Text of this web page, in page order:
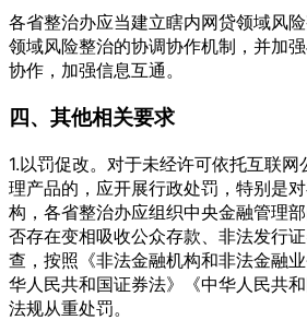
各省整治办应当建立瞎内网贷领域风
领域风险整治的协调协作机制，并加
协作，加强信息互通。
四、其他相关要求
1.以罚促改。对于未经许可依托互联
理产品的，应开展行政处罚，特别是
构，各省整治办应组织中央金融管理
否存在变相吸收公众存款、非法发行
查，按照《非法金融机构和非法金融
华人民共和国证券法》《中华人民共
法规从重处罚。